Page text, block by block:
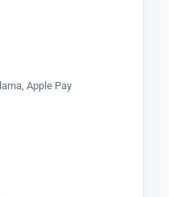
Apple Pay